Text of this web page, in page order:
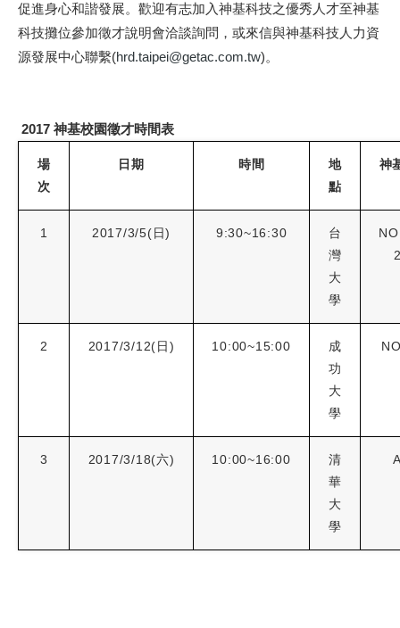
促進身心和諧發展。歡迎有志加入神基科技之優秀人才至神基
科技攤位參加徵才說明會洽談詢問，或來信與神基科技人力資
源發展中心聯繫(hrd.taipei@getac.com.tw)。
2017 神基校園徵才時間表
場
次
日期 時間
地
點
神
1 2017/3/5(日) 9:30~16:30
台
灣
大
學
2 2017/3/12(日) 10:00~15:00
成
功
大
學
3 2017/3/18(六) 10:00~16:00
清
華
大
學